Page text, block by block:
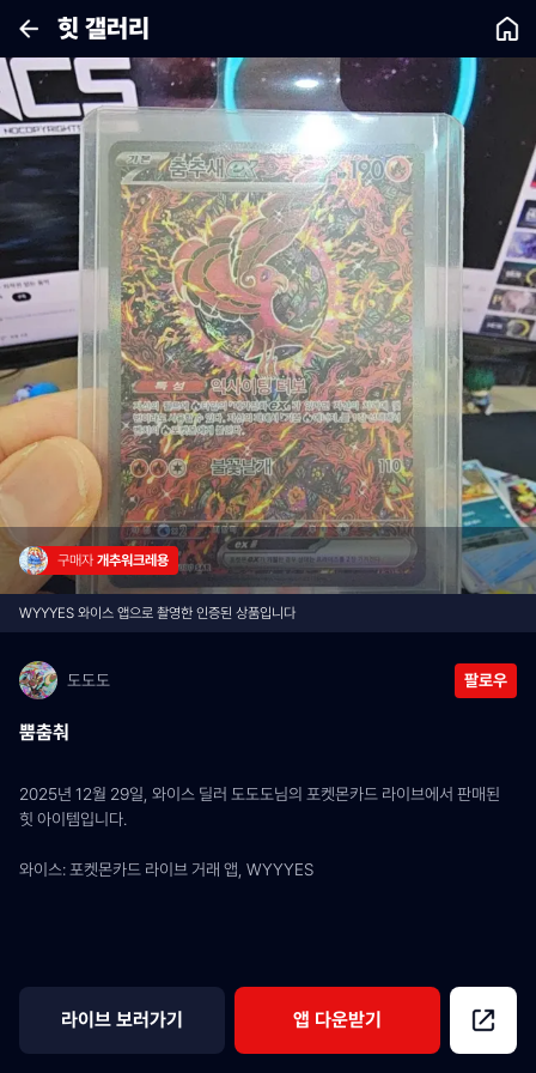
힛 갤러리
구매자 개추워크레용
WYYYES 와이스 앱으로 촬영한 인증된 상품입니다
도도도 팔로우
뿜춤춰
2025년 12월 29일, 와이스 딜러 도도도님의 포켓몬카드 라이브에서 판매된
힛 아이템입니다.
와이스: 포켓몬카드 라이브 거래 앱, WYYYES
라이브 보러가기 앱 다운받기